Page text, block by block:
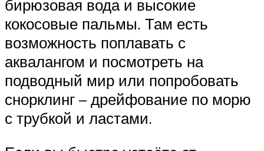
бирюзовая вода и высокие
кокосовые пальмы. Там есть
возможность поплавать с
аквалангом и посмотреть на
подводный мир или попробовать
снорклинг – дрейфование по морю
с трубкой и ластами.